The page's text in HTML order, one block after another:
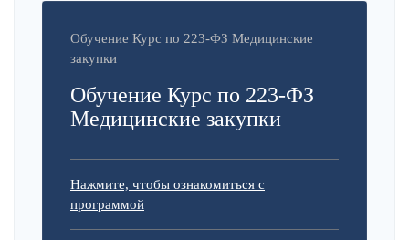
Обучение Курс по 223-ФЗ Медицинские
закупки
Обучение Курс по 223-ФЗ
Медицинские закупки
Нажмите, чтобы ознакомиться с
программой